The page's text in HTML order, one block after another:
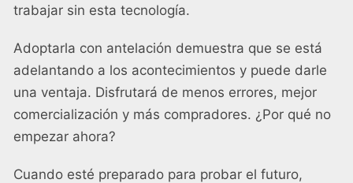
trabajar sin esta tecnología.
Adoptarla con antelación demuestra que se está
adelantando a los acontecimientos y puede darle
una ventaja. Disfrutará de menos errores, mejor
comercialización y más compradores. ¿Por qué no
empezar ahora?
Cuando esté preparado para probar el futuro,